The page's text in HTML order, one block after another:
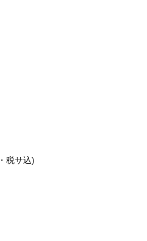
税サ込)